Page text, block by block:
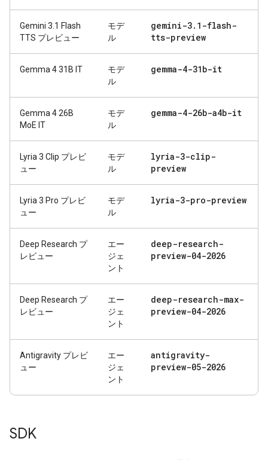
Gemini 3.1 Flash
TTS プレビュー
モデ
ル
gemini-3. 1-flash-
tts-preview
Gemma 4 31B IT
モデ
ル
gemma-4-31b-it
Gemma 4 26B
MoE IT
モデ
ル
gemma-4-26b-a4b-it
Lyria 3 Clip プレビ
ュー
モデ
ル
lyria-3-clip-
preview
Lyria 3 Pro プレビ
ュー
モデ
ル
lyria-3-pro-preview
Deep Research プ
レビュー
エー
ジェ
ント
deep-research-
preview-04-2026
Deep Research プ
レビュー
エー
ジェ
ント
deep-research-max-
preview-04-2026
Antigravity プレビ
ュー
エー
ジェ
ント
antigravity-
preview-05-2026
SDK